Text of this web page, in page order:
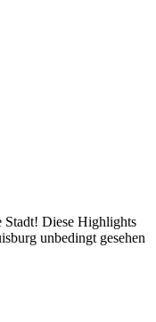
Stadt! Diese Highlights
unbedingt gesehen